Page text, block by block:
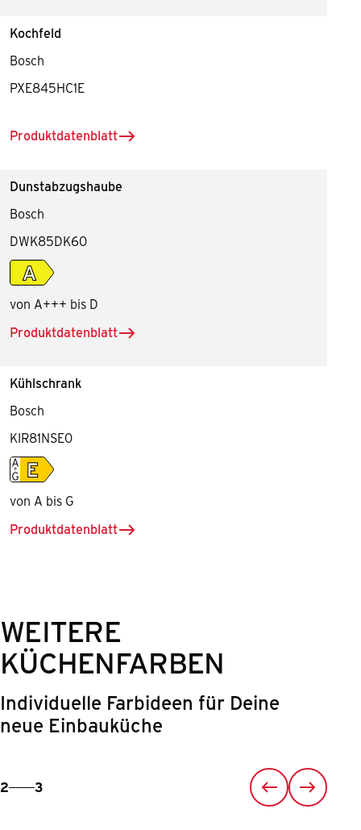
Kochfeld
Bosch
PXE845HC1E
Produktdatenblatt
herunterladen für Kochfeld
Dunstabzugshaube
Bosch
DWK85DK60
von A+++ bis D
Produktdatenblatt
herunterladen für Dunstabzugshaube
Kühlschrank
Bosch
KIR81NSE0
von A bis G
Produktdatenblatt
herunterladen für Kühlschrank
WEITERE
KÜCHENFARBEN
Individuelle Farbideen für Deine
neue Einbauküche
2 3